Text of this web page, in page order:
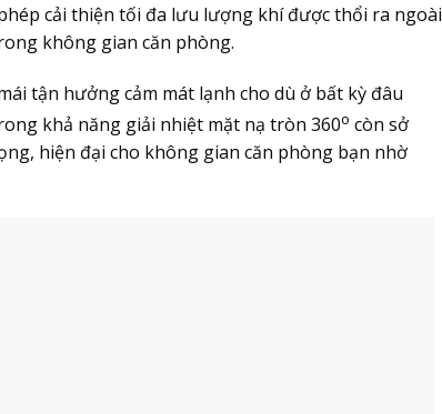
cải thiện tối đa lưu lượng khí được thổi ra ngoài
không gian căn phòng.
tận hưởng cảm mát lạnh cho dù ở bất kỳ đâu
khả năng giải nhiệt mặt nạ tròn 360o còn sở
hiện đại cho không gian căn phòng bạn nhờ